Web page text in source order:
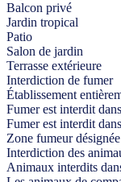
Balcon privé
Jardin tropical
Patio
Salon de jardin
Terrasse extérieure
Interdiction de fumer
Établissement
Fumer est interdit
Fumer est interdit
Zone fumeur
Interdiction des
Animaux interdits